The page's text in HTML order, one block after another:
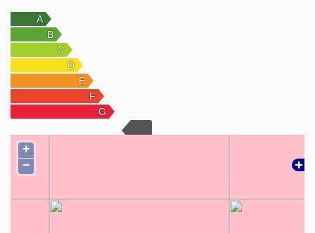
+
−